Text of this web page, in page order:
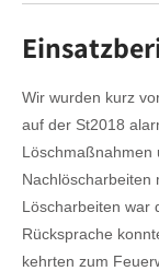
Wir wurden kurz
auf der St2018
Löschmaßnahmen
Nachlöscharbeiten
Löscharbeiten war
Rücksprache
kehrten zum